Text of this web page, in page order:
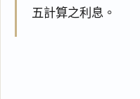
五計算之利息。